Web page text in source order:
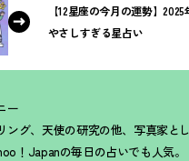
【12星座の今月の運勢】
やさしすぎる星占い
ー
ング、天使の研究の他、写真家と
！Japanの毎日の占いでも人気。